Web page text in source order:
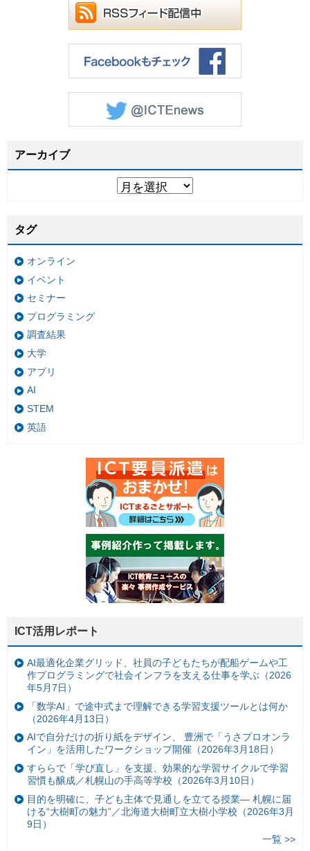
アーカイブ
タグ
オンライン
イベント
セミナー
プログラミング
調査結果
大学
アプリ
AI
STEM
英語
ICT活用レポート
AI最適化企業グリッド、社員の子どもたちが配船ゲームや工
作プログラミングで社会インフラを支える仕事を学ぶ（2026
年5月7日）
「数学AI」で途中式まで理解できる学習支援ツールとは何か
（2026年4月13日）
AIで自分だけの折り紙をデザイン、 豊洲で「うさプロオンラ
イン」を活用したワークショップ開催（2026年3月18日）
すららで「学び直し」を支援、効果的な学習サイクルで学習
習慣も醸成／札幌山の手高等学校（2026年3月10日）
目的を明確に、子ども主体で見通しを立てる授業— 札幌に届
ける“大樹町の魅力”／北海道大樹町立大樹小学校（2026年3月
9日）
一覧 >>